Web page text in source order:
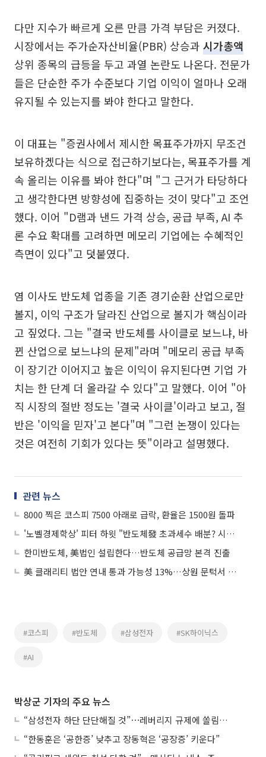
다만 지수가 빠르게 오른 만큼 가격 부담은 커졌다.
시장에서는 주가순자산비율(PBR) 상승과 시가총액
상위 종목의 급등을 두고 과열 논란도 나온다. 전문가
들은 단순한 주가 수준보다 기업 이익이 얼마나 오래
유지될 수 있는지를 봐야 한다고 말한다.
이 대표는 "증권사에서 제시한 목표주가까지 무조건
보유하겠다는 식으로 접근하기보다는, 목표주가를 계
속 올리는 이유를 봐야 한다"며 "그 근거가 타당하다
고 생각한다면 방향성에 집중하는 것이 맞다"고 조언
했다. 이어 "D램과 낸드 가격 상승, 공급 부족, AI 추
론 수요 확대를 고려하면 메모리 기업에는 수혜적인
측면이 있다"고 덧붙였다.
염 이사도 반도체 업종을 기존 경기순환 산업으로만
볼지, 이익 구조가 달라진 산업으로 볼지가 핵심이라
고 짚었다. 그는 "결국 반도체를 사이클로 보느냐, 바
뀐 산업으로 보느냐의 문제"라며 "메모리 공급 부족
이 장기간 이어지고 높은 이익이 유지된다면 기업 가
치는 한 단계 더 올라갈 수 있다"고 말했다. 이어 "아
직 시장의 절반 정도는 '결국 사이클'이라고 보고, 절
반은 '이익을 믿자'고 본다"며 "그런 논쟁이 있다는
것은 여전히 기회가 있다는 뜻"이라고 설명했다.
관련 뉴스
8000 찍은 코스피 7500 아래로 급락, 환율은 1500원 돌파
'노벨경제학상' 피터 하윗 "반도체發 초과세수 배분? 시기상조"
한미반도체, 美법인 설립한다…반도체 공급망 본격 진출
美 클래리티 법안 연내 통과 가능성 13%…상원 문턱서 제동
#코스피 #반도체 #삼성전자 #SK하이닉스
#AI
박상군 기자의 주요 뉴스
“삼성전자 하단 단단해질 것”⋯레버리지 규제에 쏠림 완화
“한동훈은 ‘공한증’ 낮추고 장동혁은 ‘공장증’ 키운다”